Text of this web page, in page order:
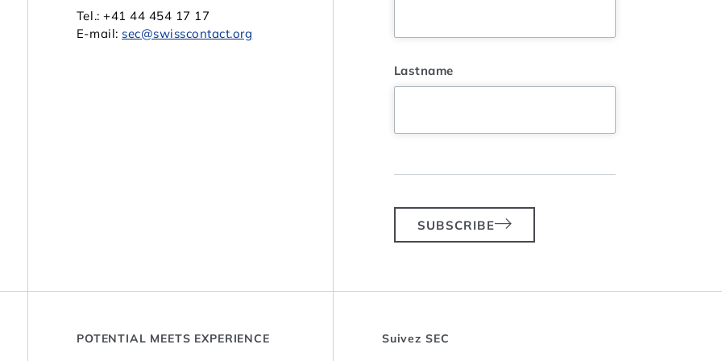
Tel.: +41 44 454 17 17
E-mail: sec@swisscontact.org
Lastname
SUBSCRIBE
POTENTIAL MEETS EXPERIENCE Suivez SEC